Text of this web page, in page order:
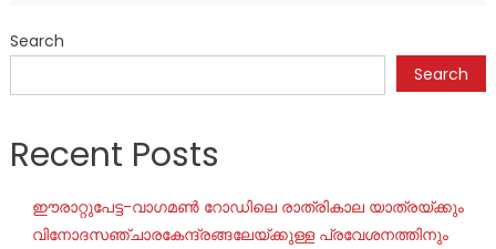
Search
Search
Recent Posts
ഈരാറ്റുപേട്ട-വാഗമൺ റോഡിലെ രാത്രികാല യാത്രയ്ക്കും
വിനോദസഞ്ചാരകേന്ദ്രങ്ങലേയ്ക്കുള്ള പ്രവേശനത്തിനും